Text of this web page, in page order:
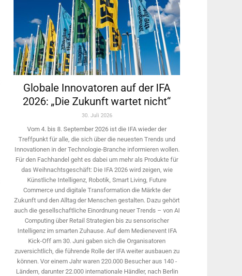
Globale Innovatoren auf der IFA
2026: „Die Zukunft wartet nicht“
30. Juli 2026
Vom 4. bis 8. September 2026 ist die IFA wieder der
Treffpunkt für alle, die sich über die neuesten Trends und
Innovationen in der Technologie-­Branche informieren wollen.
Für den Fachhandel geht es dabei um mehr als Produkte für
das Weihnachtsgeschäft: Die IFA 2026 wird ­zeigen, wie
Künstliche Intelligenz, Robotik, Smart Living, Future
Commerce und digitale Trans­formation die Märkte der
Zukunft und den Alltag der Menschen gestalten. Dazu gehört
auch die gesellschaftliche Einordnung neuer Trends – von AI
Computing über Retail Strategien bis zu sensorischer
Intelligenz im smarten Zuhause. Auf dem Medien­event IFA
Kick-Off am 30. Juni gaben sich die Organisatoren
zuversichtlich, die führende Rolle der IFA weiter ausbauen zu
können. Vor einem Jahr ­waren 220.000 Besucher aus 140 ­
Ländern, ­darunter 22.000 internationale Händler, nach Berlin